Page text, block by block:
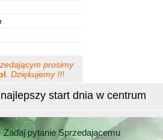
start dnia w centrum
Zadaj pytanie Sprzedającemu
prosimy
. Dziękujemy !!!